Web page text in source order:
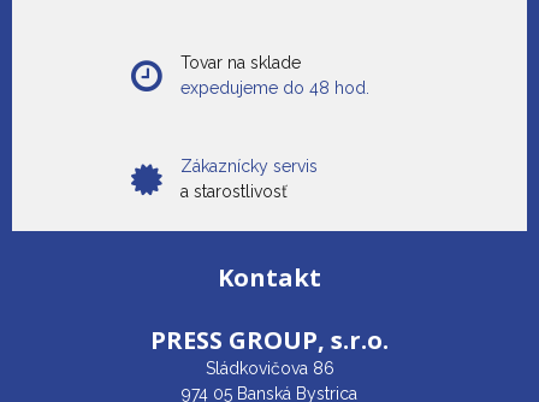
Tovar na sklade
expedujeme do 48 hod.
Zákaznícky servis
a starostlivosť
Kontakt
PRESS GROUP, s.r.o.
Sládkovičova 86
974 05 Banská Bystrica